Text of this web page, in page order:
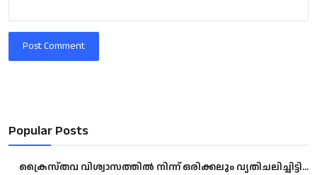
Post Comment
Popular Posts
ക്രൈസ്തവ വിശ്വാസത്തിൽ നിന്ന് ഒരിക്കലും വ്യതിചലിച്ചിട്ടി...